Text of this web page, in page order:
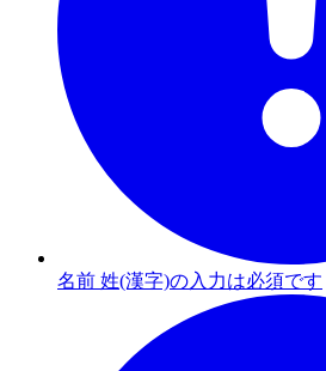
名前 姓(漢字)の入力は必須です